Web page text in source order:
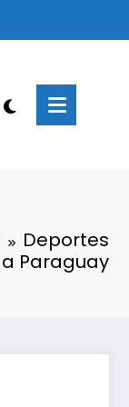
Deportes
Paraguay